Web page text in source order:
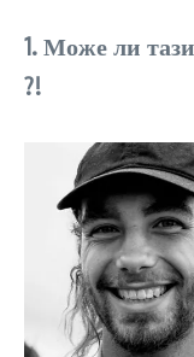
1. Може ли
?!